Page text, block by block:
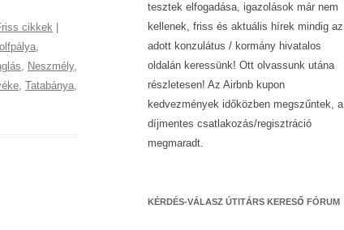
cikkek
,
, Neszmély,
, Tatabánya,
tesztek elfogadása, igazolások már nem
kellenek, friss és aktuális hírek mindig az
adott konzulátus / kormány hivatalos
oldalán keressünk! Ott olvassunk utána
részletesen! Az Airbnb kupon
kedvezmények időközben megszűntek, a
díjmentes csatlakozás/regisztráció
megmaradt.
KÉRDÉS-VÁLASZ ÚTITÁRS KERESŐ FÓRUM